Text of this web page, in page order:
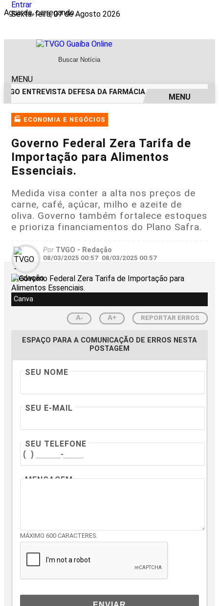
Aguarde, carregando...
Entrar
Sexta-feira, 07 de Agosto 2026
MENU
ENTREVISTA DEFESA DA FARMÁCIA INVESTIGADA EM
EM ALTA
MENU
🏭 ECONOMIA E NEGÓCIOS
Governo Federal Zera Tarifa de
Importação para Alimentos
Essenciais.
Medida visa conter a alta nos preços de
carne, café, açúcar, milho e azeite de
oliva. Governo também fortalece estoques
e prioriza financiamentos do Plano Safra.
Por TVGO - Redação
08/03/2025 00:57 08/03/2025 00:57
Canva
A- A+ REPORTAR ERROS
ESPAÇO PARA A COMUNICAÇÃO DE ERROS NESTA
POSTAGEM
SEU NOME
SEU E-MAIL
SEU TELEFONE
MENSAGEM
MÁXIMO 600 CARACTERES.